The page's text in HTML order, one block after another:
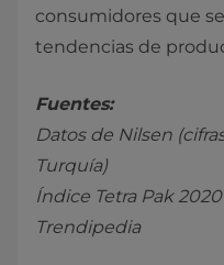
consumidores que
tendencias de
Fuentes:
Datos de Nilsen
Turquía)
Índice Tetra Pak 2020
Trendipedia